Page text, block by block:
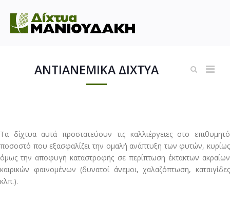
ΑΝΤΙΑΝΕΜΙΚΑ ΔΙΧΤΥΑ
Τα δίχτυα αυτά προστατεύουν τις καλλιέργειες στο επιθυμητό
ποσοστό που εξασφαλίζει την ομαλή ανάπτυξη των φυτών, κυρίως
όμως την αποφυγή καταστροφής σε περίπτωση έκτακτων ακραίων
καιρικών φαινομένων (δυνατοί άνεμοι, χαλαζόπτωση, καταιγίδες
κλπ.).